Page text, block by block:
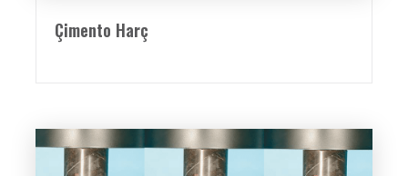
Çimento Harç